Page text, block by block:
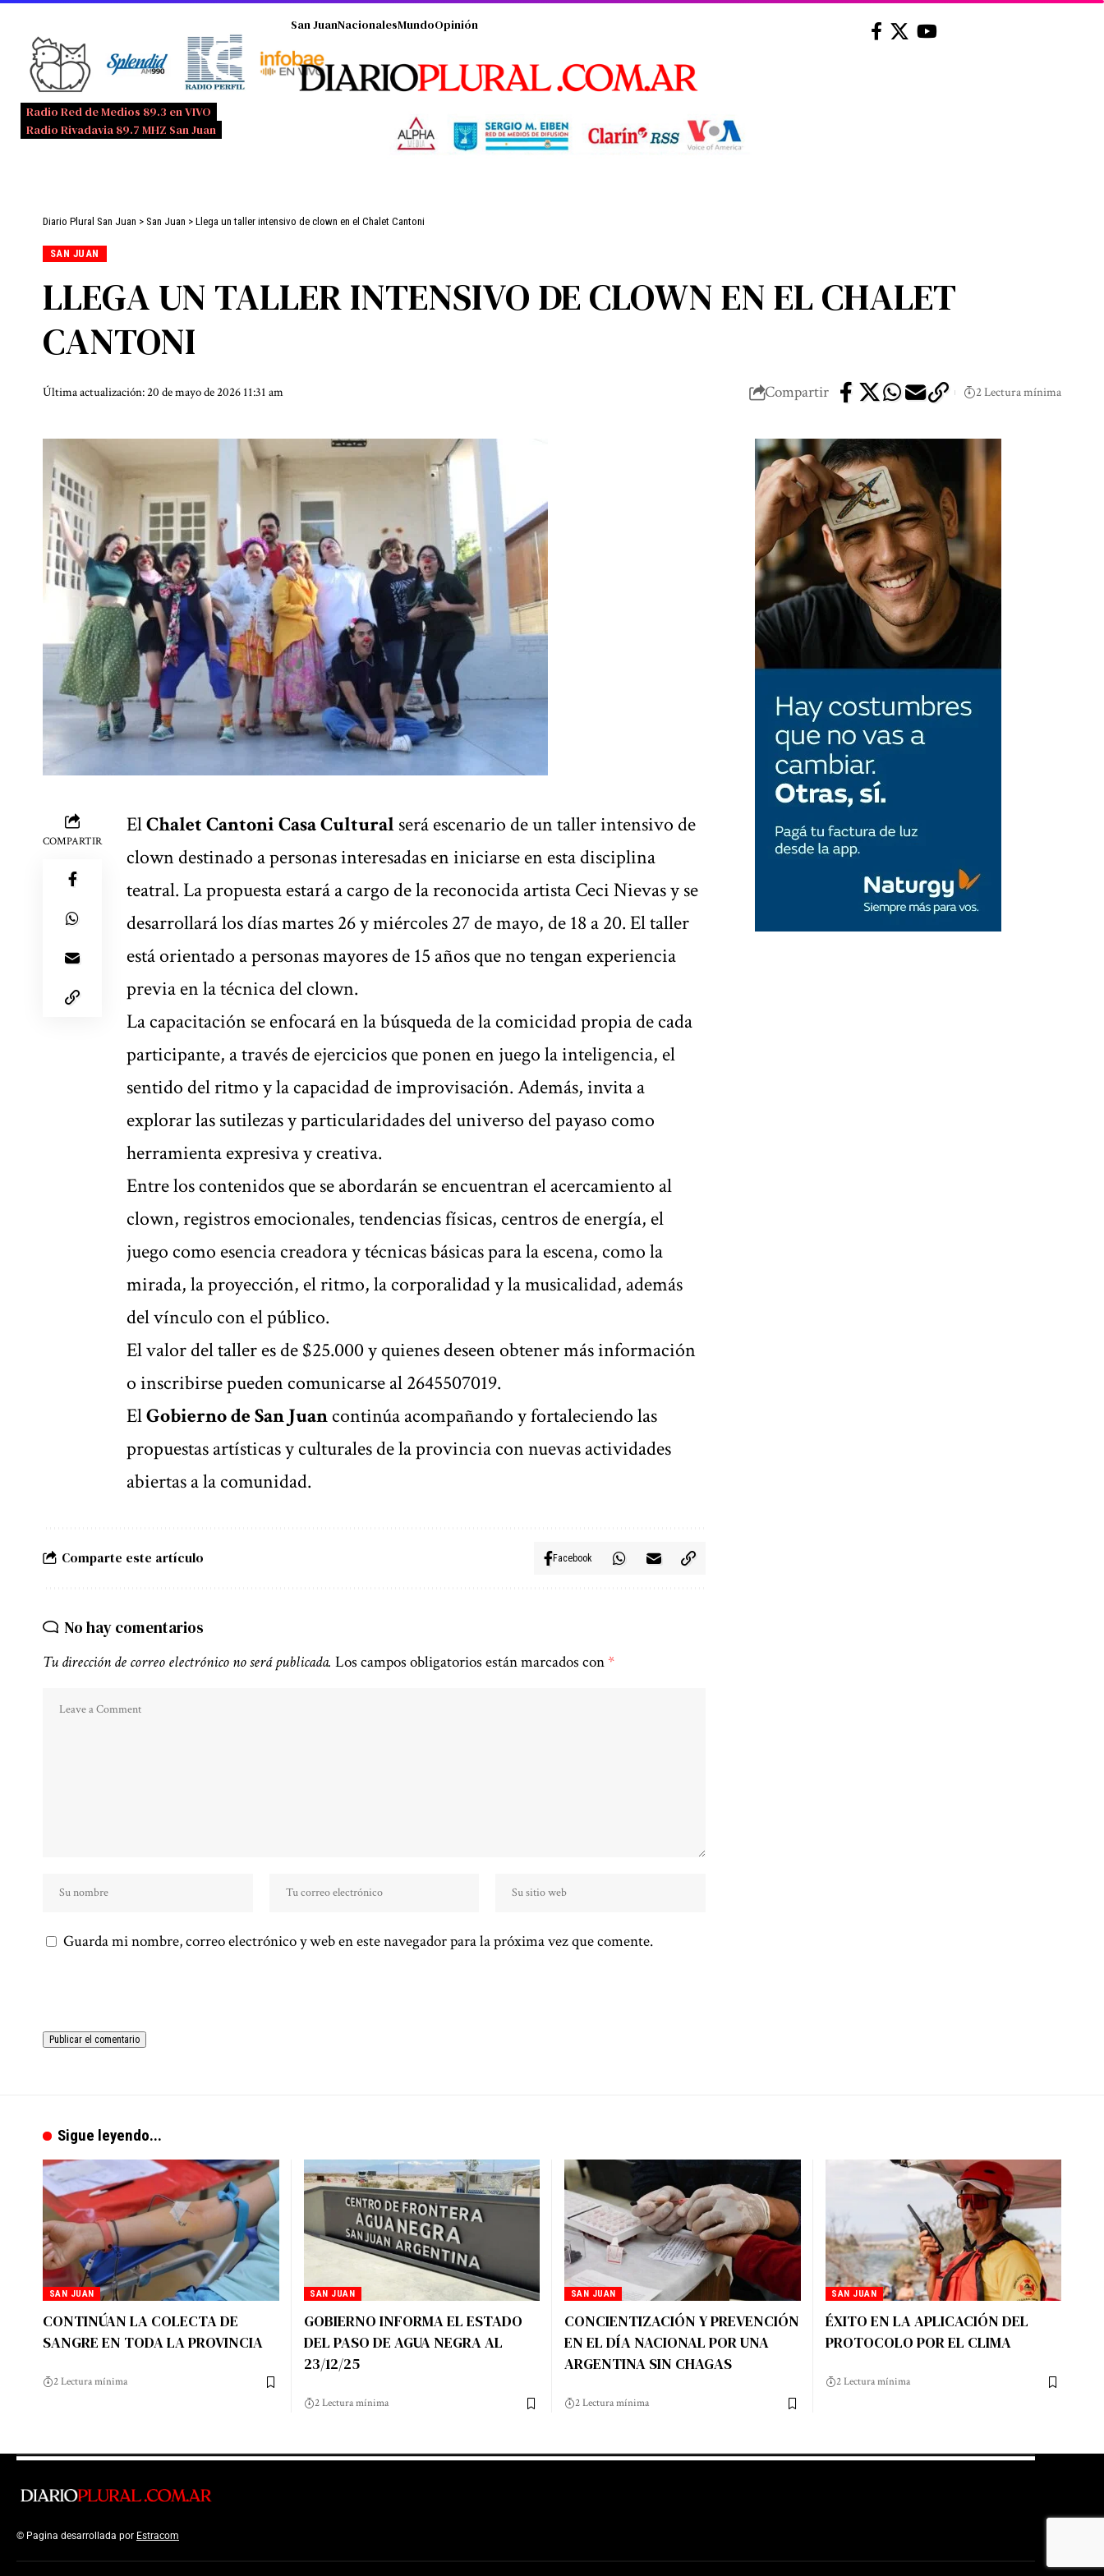
Radio Red de Medios 89.3 en VIVO
Radio Rivadavia 89.7 MHZ San Juan
San JuanNacionalesMundoOpinión
Diario Plural San Juan > San Juan > Llega un taller intensivo de clown en el Chalet Cantoni
SAN JUAN
LLEGA UN TALLER INTENSIVO DE CLOWN EN EL CHALET
CANTONI
Última actualización: 20 de mayo de 2026 11:31 am Compartir 2 Lectura mínima
COMPARTIR
ElChalet Cantoni Casa Culturalserá escenario de un taller intensivo de
clown destinado a personas interesadas en iniciarse en esta disciplina
teatral. La propuesta estará a cargo de la reconocida artista Ceci Nievas y se
desarrollará los días martes 26 y miércoles 27 de mayo, de 18 a 20. El taller
está orientado a personas mayores de 15 años que no tengan experiencia
previa en la técnica del clown.
La capacitación se enfocará en la búsqueda de la comicidad propia de cada
participante, a través de ejercicios que ponen en juego la inteligencia, el
sentido del ritmo y la capacidad de improvisación. Además, invita a
explorar las sutilezas y particularidades del universo del payaso como
herramienta expresiva y creativa.
Entre los contenidos que se abordarán se encuentran el acercamiento al
clown, registros emocionales, tendencias físicas, centros de energía, el
juego como esencia creadora y técnicas básicas para la escena, como la
mirada, la proyección, el ritmo, la corporalidad y la musicalidad, además
del vínculo con el público.
El valor del taller es de $25.000 y quienes deseen obtener más información
o inscribirse pueden comunicarse al 2645507019.
ElGobierno de San Juancontinúa acompañando y fortaleciendo las
propuestas artísticas y culturales de la provincia con nuevas actividades
abiertas a la comunidad.
Comparte este artículo Facebook
No hay comentarios
Tu dirección de correo electrónico no será publicada. Los campos obligatorios están marcados con*
Guarda mi nombre, correo electrónico y web en este navegador para la próxima vez que comente.
Sigue leyendo...
SAN JUAN
CONTINÚAN LA COLECTA DE
SANGRE EN TODA LA PROVINCIA
2 Lectura mínima
SAN JUAN
GOBIERNO INFORMA EL ESTADO
DEL PASO DE AGUA NEGRA AL
23/12/25
2 Lectura mínima
SAN JUAN
CONCIENTIZACIÓN Y PREVENCIÓN
EN EL DÍA NACIONAL POR UNA
ARGENTINA SIN CHAGAS
2 Lectura mínima
SAN JUAN
ÉXITO EN LA APLICACIÓN DEL
PROTOCOLO POR EL CLIMA
2 Lectura mínima
© Pagina desarrollada por Estracom